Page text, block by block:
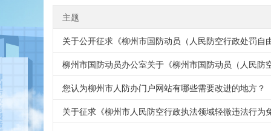
主题
关于公开征求《柳州市国防动员（人民防空行政处罚
柳州市国防动员办公室关于《柳州市国防动员（人民
您认为柳州市人防办门户网站有哪些需要改进的地方？
关于征求《柳州市人民防空行政执法领域轻微违法行